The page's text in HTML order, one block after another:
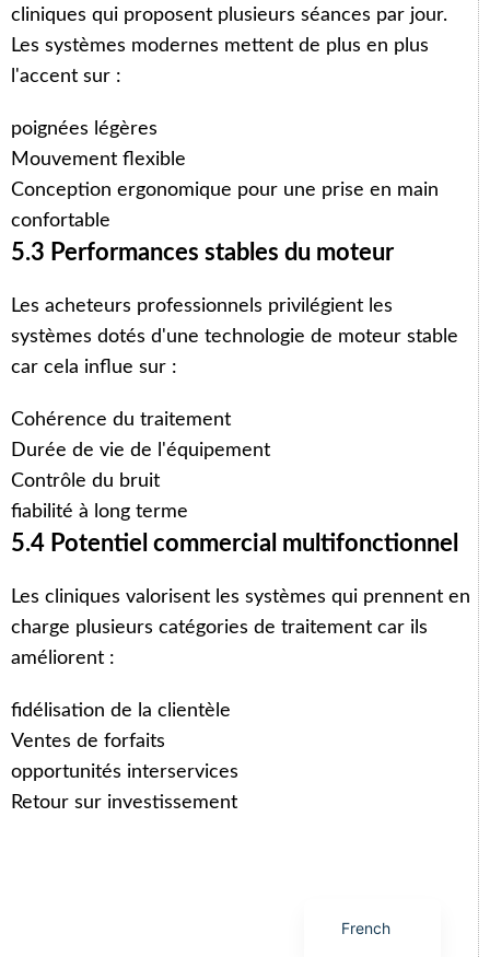
cliniques qui proposent plusieurs séances par jour.
Les systèmes modernes mettent de plus en plus
l'accent sur :
poignées légères
Mouvement flexible
Conception ergonomique pour une prise en main
confortable
5.3 Performances stables du moteur
Les acheteurs professionnels privilégient les
systèmes dotés d'une technologie de moteur stable
car cela influe sur :
Cohérence du traitement
Durée de vie de l'équipement
Contrôle du bruit
fiabilité à long terme
5.4 Potentiel commercial multifonctionnel
Les cliniques valorisent les systèmes qui prennent en
charge plusieurs catégories de traitement car ils
améliorent :
fidélisation de la clientèle
Ventes de forfaits
opportunités interservices
Retour sur investissement
French
Italian
Arabic